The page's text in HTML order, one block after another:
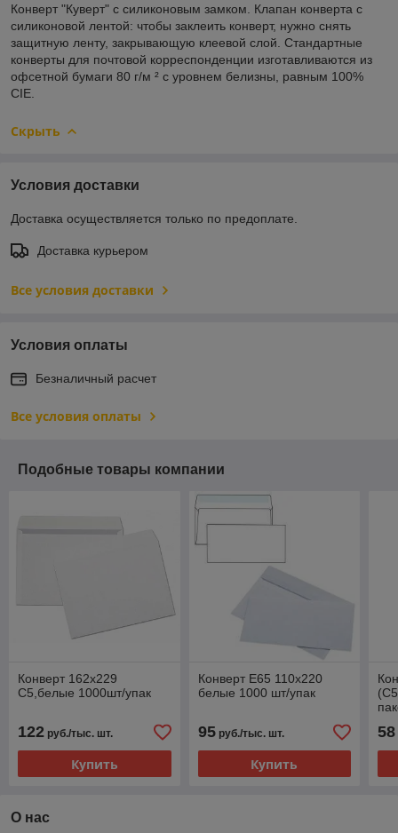
Конверт "Куверт" с силиконовым замком. Клапан конверта с
силиконовой лентой: чтобы заклеить конверт, нужно снять
защитную ленту, закрывающую клеевой слой. Стандартные
конверты для почтовой корреспонденции изготавливаются из
офсетной бумаги 80 г/м ² с уровнем белизны, равным 100%
CIE.
Скрыть
Условия доставки
Доставка осуществляется только по предоплате.
Доставка курьером
Все условия доставки
Условия оплаты
Безналичный расчет
Все условия оплаты
Подобные товары компании
Конверт 162х229
С5,белые 1000шт/упак
122 руб./тыс. шт.
Купить
Конверт Е65 110х220
белые 1000 шт/упак
95руб./тыс. шт.
Купить
58
О нас